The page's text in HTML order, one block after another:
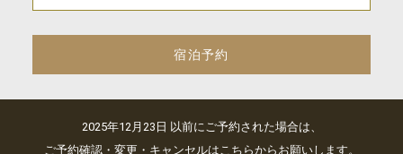
宿泊予約
2025年12月23日 以前にご予約された場合は、
ご予約確認・変更・キャンセルはこちらからお願いします。